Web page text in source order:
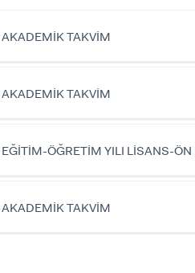
TAKVİM
TAKVİM
ÖĞRETİM YILI LİSANS-
TAKVİM